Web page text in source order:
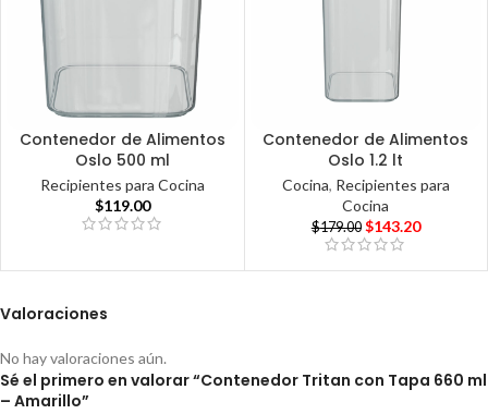
Contenedor de Alimentos
Oslo 500 ml
Recipientes para Cocina
$119.00
Contenedor de Alimentos
Oslo 1.2 lt
Cocina, Recipientes para
Cocina
$179.00 $143.20
Valoraciones
No hay valoraciones aún.
Sé el primero en valorar “Contenedor Tritan con Tapa 660 ml
– Amarillo”